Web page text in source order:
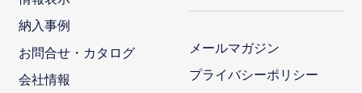
納入事例
お問合せ・カタログ
会社情報
メールマガジン
プライバシーポリシー